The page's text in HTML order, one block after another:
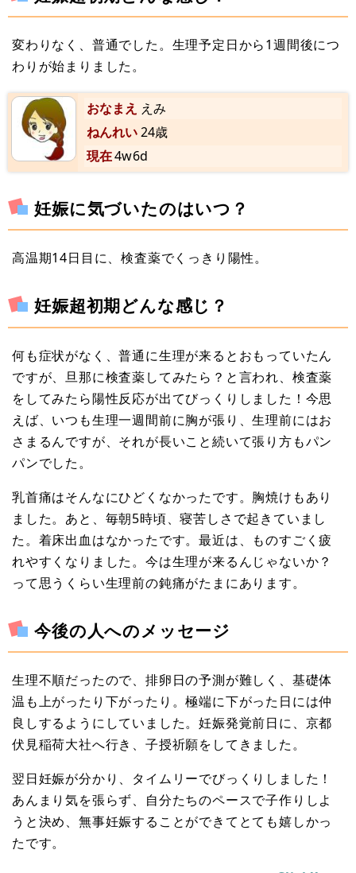
変わりなく、普通でした。生理予定日から1週間後につ
わりが始まりました。
おなまえ えみ
ねんれい24歳
現在4w6d
妊娠に気づいたのはいつ？
高温期14日目に、検査薬でくっきり陽性。
妊娠超初期どんな感じ？
何も症状がなく、普通に生理が来るとおもっていたん
ですが、旦那に検査薬してみたら？と言われ、検査薬
をしてみたら陽性反応が出てびっくりしました！今思
えば、いつも生理一週間前に胸が張り、生理前にはお
さまるんですが、それが長いこと続いて張り方もパン
パンでした。
乳首痛はそんなにひどくなかったです。胸焼けもあり
ました。あと、毎朝5時頃、寝苦しさで起きていまし
た。着床出血はなかったです。最近は、ものすごく疲
れやすくなりました。今は生理が来るんじゃないか？
って思うくらい生理前の鈍痛がたまにあります。
今後の人へのメッセージ
生理不順だったので、排卵日の予測が難しく、基礎体
温も上がったり下がったり。極端に下がった日には仲
良しするようにしていました。妊娠発覚前日に、京都
伏見稲荷大社へ行き、子授祈願をしてきました。
翌日妊娠が分かり、タイムリーでびっくりしました！
あんまり気を張らず、自分たちのペースで子作りしよ
うと決め、無事妊娠することができてとても嬉しかっ
たです。